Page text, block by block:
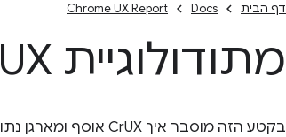
דף הבית Docs
Chrome UX Report
מתודולוגיית Cr UX
בקטע הזה מוסבר איך CrUX אוסף ומארגן נתונים של חוויית משתמש.